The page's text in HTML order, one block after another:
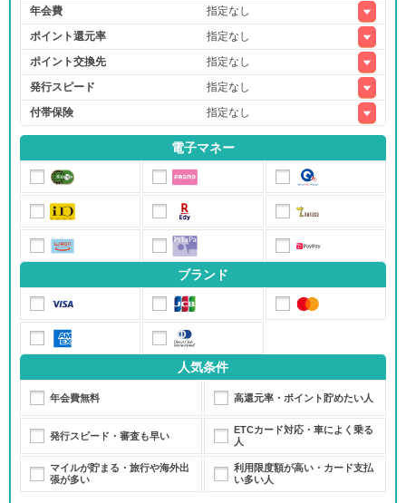
年会費
ポイント還元率
ポイント交換先
発行スピード
付帯保険
電子マネー
ブランド
人気条件
年会費無料 高還元率・ポイント貯めたい人
発行スピード・審査も早い
ETCカード対応・車によく乗る
人
マイルが貯まる・旅行や海外出
張が多い
利用限度額が高い・カード支払
い多い人